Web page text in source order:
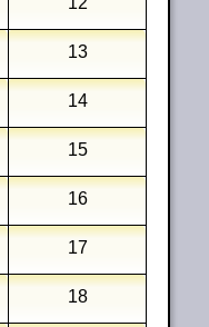
13
14
15
16
17
18